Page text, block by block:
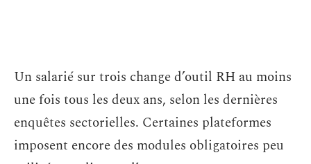
Un salarié sur trois change d’outil RH au moins
une fois tous les deux ans, selon les dernières
enquêtes sectorielles. Certaines plateformes
imposent encore des modules obligatoires peu